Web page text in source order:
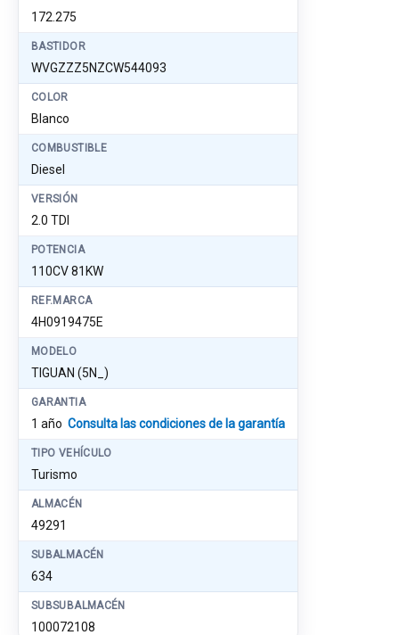
172.275
BASTIDOR
WVGZZZ5NZCW544093
COLOR
Blanco
COMBUSTIBLE
Diesel
VERSIÓN
2.0 TDI
POTENCIA
110CV 81KW
REF.MARCA
4H0919475E
MODELO
TIGUAN (5N_)
GARANTIA
1 año Consulta las condiciones de la garantía
TIPO VEHÍCULO
Turismo
ALMACÉN
49291
SUBALMACÉN
634
SUBSUBALMACÉN
100072108